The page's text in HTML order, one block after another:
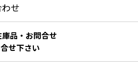
せ
品・お問合せ
せ下さい